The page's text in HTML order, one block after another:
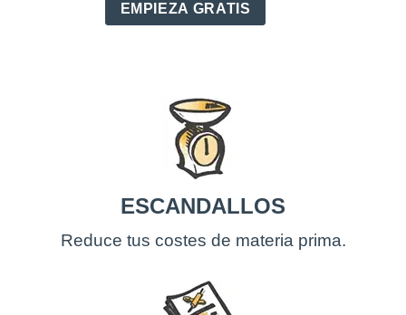
EMPIEZA GRATIS
ESCANDALLOS
Reduce tus costes de materia prima.